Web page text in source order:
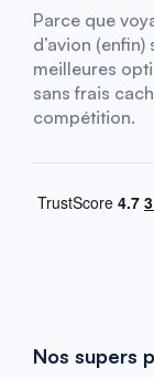
Parce que
d’avion
meilleures
sans frais
compétition.
Nos supers